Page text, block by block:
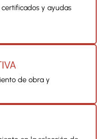
certificados y ayudas
de obra y